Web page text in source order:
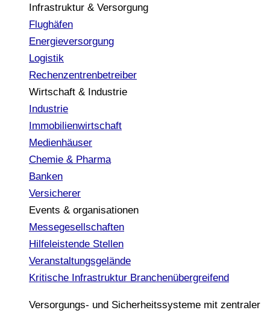
Infrastruktur & Versorgung
Flughäfen
Energieversorgung
Logistik
Rechenzentrenbetreiber
Wirtschaft & Industrie
Industrie
Immobilienwirtschaft
Medienhäuser
Chemie & Pharma
Banken
Versicherer
Events & organisationen
Messegesellschaften
Hilfeleistende Stellen
Veranstaltungsgelände
Kritische Infrastruktur Branchenübergreifend
Versorgungs- und Sicherheitssysteme mit zentraler